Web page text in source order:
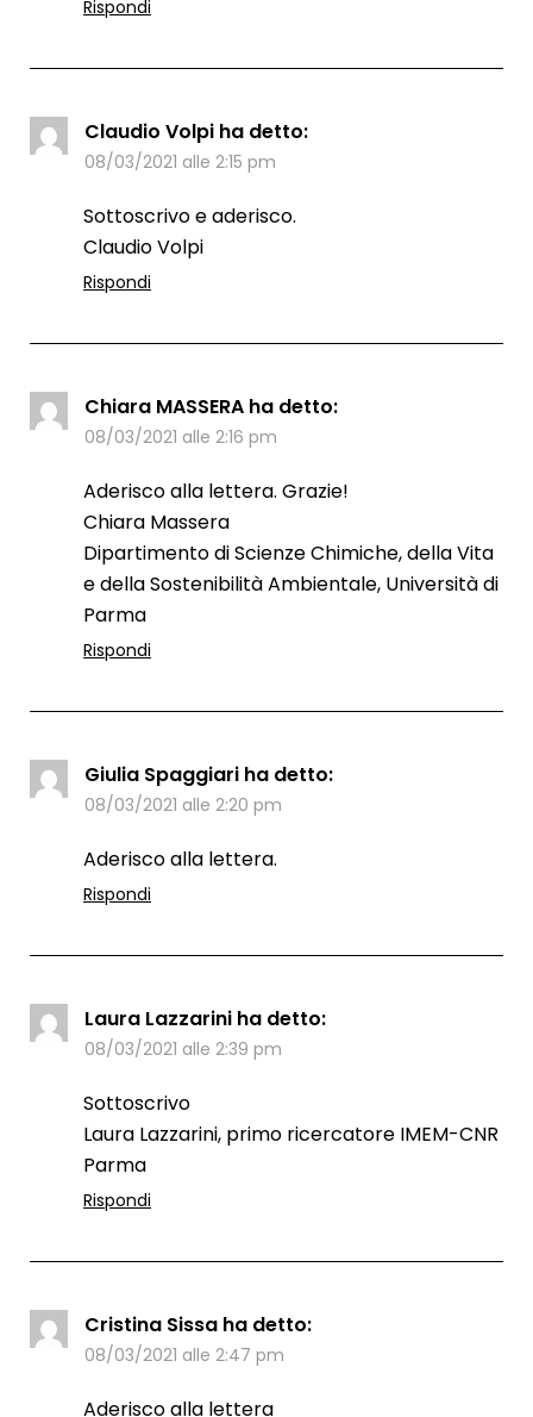
Rispondi
Claudio Volpi ha detto:
08/03/2021 alle 2:15 pm
Sottoscrivo e aderisco.
Claudio Volpi
Rispondi
Chiara MASSERA ha detto:
08/03/2021 alle 2:16 pm
Aderisco alla lettera. Grazie!
Chiara Massera
Dipartimento di Scienze Chimiche, della Vita
e della Sostenibilità Ambientale, Università di
Parma
Rispondi
Giulia Spaggiari ha detto:
08/03/2021 alle 2:20 pm
Aderisco alla lettera.
Rispondi
Laura Lazzarini ha detto:
08/03/2021 alle 2:39 pm
Sottoscrivo
Laura Lazzarini, primo ricercatore IMEM-CNR
Parma
Rispondi
Cristina Sissa ha detto:
08/03/2021 alle 2:47 pm
Aderisco alla lettera